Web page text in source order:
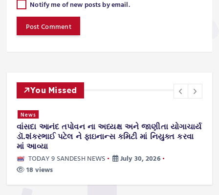
Notify me of new posts by email.
You Missed
અને જાણીતા યોગાચાર્ય
માં નિયુક્ત કરવા
July 30, 2026
નવસારી જિલ્લાના વાંસદા તાલુકામાં
ટેક્નોલોજી થી રસ્તાના મરામતની
36 views